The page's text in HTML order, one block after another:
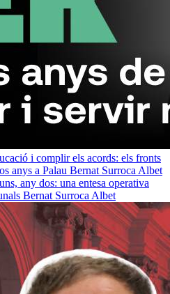
i complir els acords: els fronts
anys a Palau Bernat Surroca Albet
any dos: una entesa operativa
Bernat Surroca Albet